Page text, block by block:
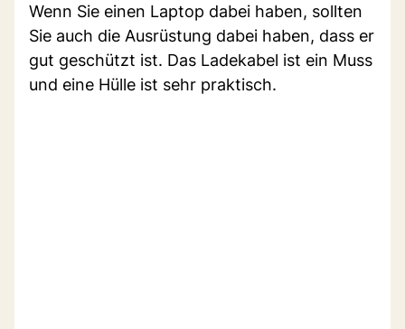
Wenn Sie einen Laptop dabei haben, sollten
Sie auch die Ausrüstung dabei haben, dass er
gut geschützt ist. Das Ladekabel ist ein Muss
und eine Hülle ist sehr praktisch.